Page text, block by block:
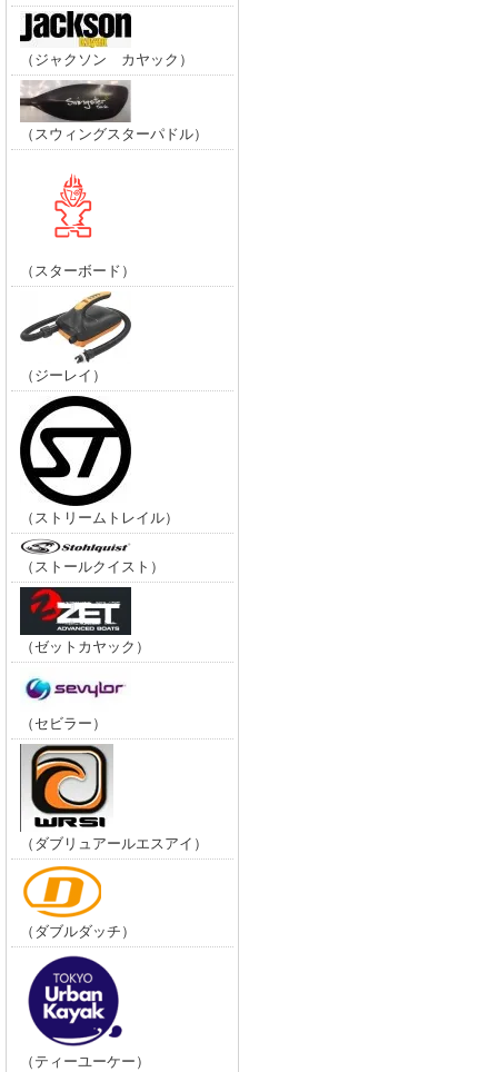
（ジャクソン カヤック）
（スウィングスターパドル）
（スターボード）
（ジーレイ）
（ストリームトレイル）
（ストールクイスト）
（ゼットカヤック）
（セビラー）
（ダブリュアールエスアイ）
（ダブルダッチ）
（ティーユーケー）